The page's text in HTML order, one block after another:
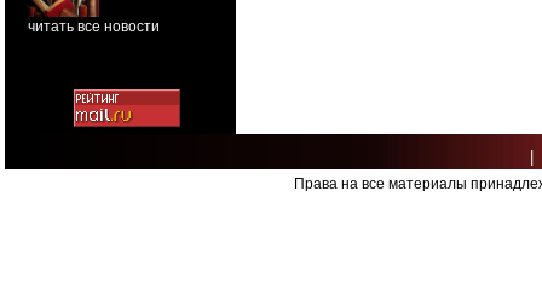
читать все новости
Права на все материалы